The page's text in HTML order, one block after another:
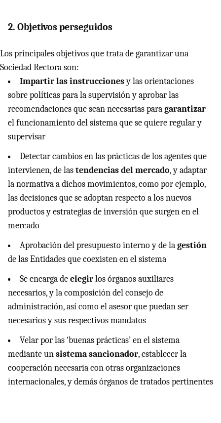
2. Objetivos perseguidos
Los principales objetivos que trata de garantizar una
Sociedad Rectora son:
Impartir las instruccionesy las orientaciones
sobre políticas para la supervisión y aprobar las
recomendaciones que sean necesarias paragarantizar
el funcionamiento del sistema que se quiere regular y
supervisar
Detectar cambios en las prácticas de los agentes que
intervienen, de lastendencias del mercado, y adaptar
la normativa a dichos movimientos, como por ejemplo,
las decisiones que se adoptan respecto a los nuevos
productos y estrategias de inversión que surgen en el
mercado
Aprobación del presupuesto interno y de lagestión
de las Entidades que coexisten en el sistema
Se encarga deelegirlos órganos auxiliares
necesarios, y la composición del consejo de
administración, así como el asesor que puedan ser
necesarios y sus respectivos mandatos
Velar por las ‘buenas prácticas’ en el sistema
mediante unsistema sancionador, establecer la
cooperación necesaria con otras organizaciones
internacionales, y demás órganos de tratados pertinentes